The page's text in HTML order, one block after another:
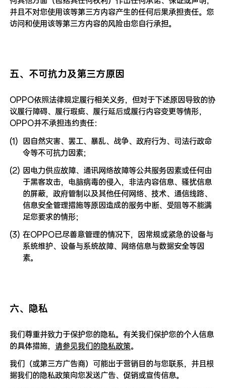
并且不对您使用该等第三方内容产生的任何后果承担责任。您
访问和使用该等第三方内容的风险由您自行承担。
五、不可抗力及第三方原因
OPPO依照法律规定履行相关义务，但对于下述原因导致的协
议履行障碍、履行瑕疵、履行延后或履行内容变更等情形，
OPPO并不承担违约责任：
(1)
因自然灾害、罢工、暴乱、战争、政府行为、司法行政命
令等不可抗力因素；
(2) 因电力供应故障、通讯网络故障等公共服务因素或任何由
于黑客攻击，电脑病毒的侵入，非法内容信息、骚扰信息
的屏蔽，政府管制以及其他任何网络、技术、通信线路、
信息安全管理措施等原因造成的服务中断、受阻等不能满
足您要求的情形；
(3) 在OPPO已尽善意管理的情况下，因常规或紧急的设备与
系统维护、设备与系统故障、网络信息与数据安全等因
素。
六、隐私
我们尊重并致力于保护您的隐私。有关我们保护您的个人信息
的具体措施， 请参见我们的隐私政策。
我们（或第三方广告商）可能出于营销目的与您联系，并且根
据我们的隐私政策向您发送广告、促销或宣传信息。